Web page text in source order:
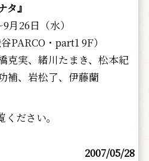
タ』
月26日（水）
PARCO・part1 9F）
克実、緒川たまき、松本紀
補、岩松了、伊藤蘭
ください。
2007/05/28